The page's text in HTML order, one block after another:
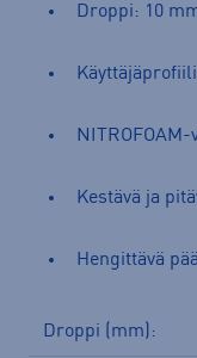
Droppi: 10
Kestävä ja
Hengittävä
Droppi (mm):